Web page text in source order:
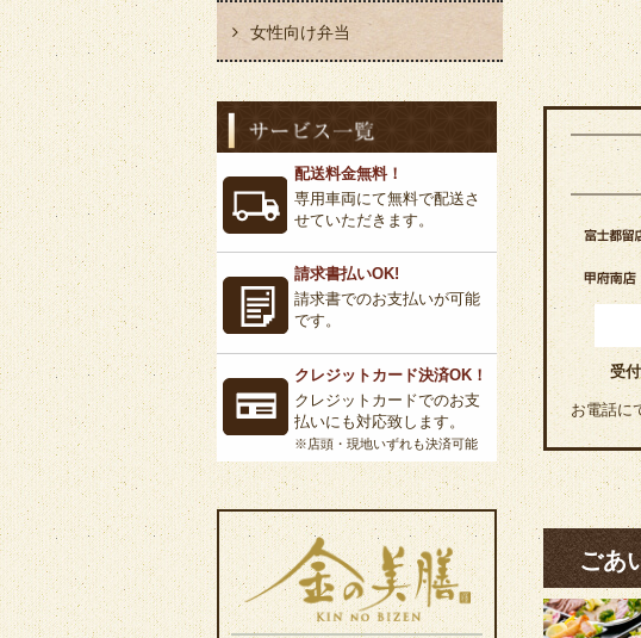
受
お電話に
ごあ
女性向け弁当
配送料金無料！
専用車両にて無料で配送さ
せていただきます。
請求書払いOK!
請求書でのお支払いが可能
です。
クレジットカード決済OK！
クレジットカードでのお支
払いにも対応致します。
※店頭・現地いずれも決済可能